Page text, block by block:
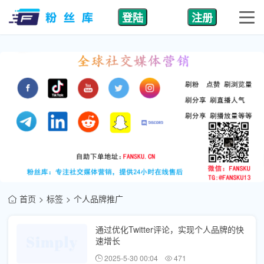
登陆 注册
首页 标签 个人品牌推广
通过优化Twitter评论，实现个人品牌的快
速增长
2025-5-30 00:04 471